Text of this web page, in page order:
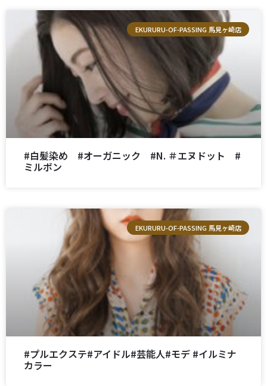
EKURURU-OF-PASSING 馬見ヶ崎店
#白髪染め #オーガニック #N. ＃エヌドット #
ミルボン
EKURURU-OF-PASSING 馬見ヶ崎店
#プルエクステ#アイドル#芸能人#モデ #イルミナ
カラー